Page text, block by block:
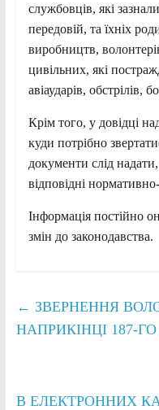
службовців, які
передовій, та їхніх
виробництв,
цивільних, які
авіаударів, обстрілів,
Крім того, у довідці
куди потрібно
документи слід
відповідні
Інформація постійно
змін до законодавства.
← ЗВЕРНЕННЯ
НАПРИКІНЦІ 187-
В ЕЛЕКТРОННИХ